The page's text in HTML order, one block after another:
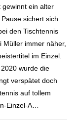
gewinnt ein alter
sichert sich
den Tischtennis
Müller immer näher,
im Einzel.
wurde die
verspätet doch
auf tollem
Einzel-A…